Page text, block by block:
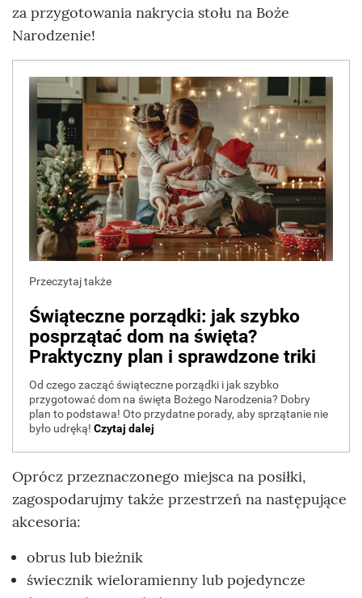
za przygotowania nakrycia stołu na Boże
Narodzenie!
Oprócz przeznaczonego miejsca na posiłki,
zagospodarujmy także przestrzeń na następujące
akcesoria:
obrus lub bieżnik
świecznik wieloramienny lub pojedyncze